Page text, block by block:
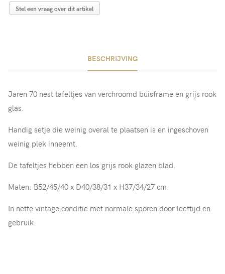
Stel een vraag over dit artikel
BESCHRIJVING
Jaren 70 nest tafeltjes van verchroomd buisframe en grijs rook
glas.
Handig setje die weinig overal te plaatsen is en ingeschoven
weinig plek inneemt.
De tafeltjes hebben een los grijs rook glazen blad.
Maten: B52/45/40 x D40/38/31 x H37/34/27 cm.
In nette vintage conditie met normale sporen door leeftijd en
gebruik.